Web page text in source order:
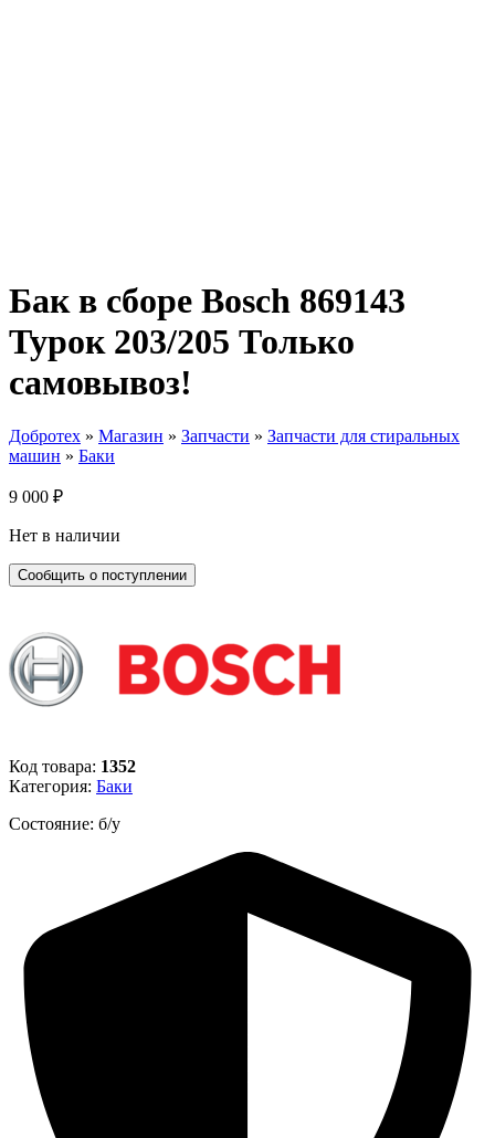
Бак в сборе Bosch 869143
Турок 203/205 Только
самовывоз!
Добротех » Магазин » Запчасти » Запчасти для стиральных
машин » Баки
9 000 ₽
Нет в наличии
Код товара: 1352
Категория: Баки
Состояние: б/у